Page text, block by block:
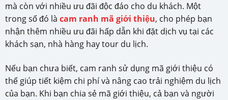
mà còn với nhiều ưu đãi độc đáo cho du khách. Một
trong số đó là cam ranh mã giới thiệu, cho phép bạn
nhận thêm nhiều ưu đãi hấp dẫn khi đặt dịch vụ tại các
khách sạn, nhà hàng hay tour du lịch.
Nếu bạn chưa biết, cam ranh sử dụng mã giới thiệu có
thể giúp tiết kiệm chi phí và nâng cao trải nghiệm du lịch
của bạn. Khi bạn chia sẻ mã giới thiệu, cả bạn và người